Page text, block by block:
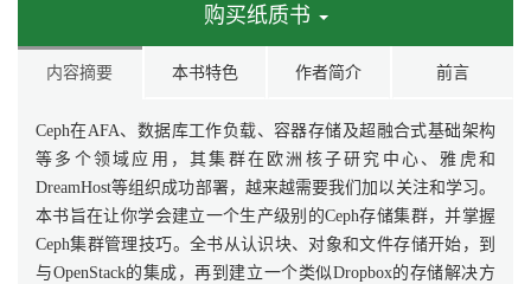
购买纸质书
内容摘要 本书特色 作者简介 前言
Ceph在AFA、数据库工作负载、容器存储及超融合式基础架构
等多个领域应用，其集群在欧洲核子研究中心、雅虎和
DreamHost等组织成功部署，越来越需要我们加以关注和学习。
本书旨在让你学会建立一个生产级别的Ceph存储集群，并掌握
Ceph集群管理技巧。全书从认识块、对象和文件存储开始，到
与OpenStack的集成，再到建立一个类似Dropbox的存储解决方